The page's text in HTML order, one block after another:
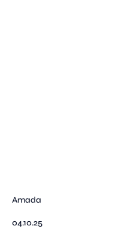
Amada
04.10.25